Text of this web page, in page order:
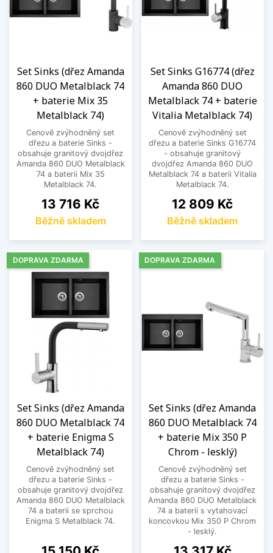
Set Sinks (dřez Amanda
860 DUO Metalblack 74
+ baterie Mix 35
Metalblack 74)
Cenově zvýhodněný set
dřezu a baterie Sinks -
obsahuje granitový dvojdřez
Amanda 860 DUO Metalblack
74 a baterii Mix 35
Metalblack 74.
Cena
13 716 Kč
Běžně skladem
Set Sinks G16774 (dřez
Amanda 860 DUO
Metalblack 74 + baterie
Vitalia Metalblack 74)
Cenově zvýhodněný set
dřezu a baterie Sinks G16774
- obsahuje granitový
dvojdřez Amanda 860 DUO
Metalblack 74 a baterii Vitalia
Metalblack 74.
Cena
12 809 Kč
Běžně skladem
Set Sinks (dřez Amanda
860 DUO Metalblack 74
+ baterie Enigma S
Metalblack 74)
Cenově zvýhodněný set
dřezu a baterie Sinks -
obsahuje granitový dvojdřez
Amanda 860 DUO Metalblack
74 a baterii se sprchou
Enigma S Metalblack 74.
Cena
DOPRAVA ZDARMA
Set Sinks (dřez Amanda
860 DUO Metalblack 74
+ baterie Mix 350 P
Chrom - lesklý)
Cenově zvýhodněný set
dřezu a baterie Sinks -
obsahuje granitový dvojdřez
Amanda 860 DUO Metalblack
74 a baterii s vytahovací
koncovkou Mix 350 P Chrom
- lesklý.
Cena
DOPRAVA ZDARMA